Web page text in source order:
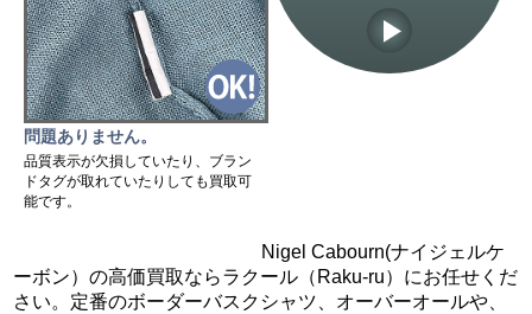
問題ありません。
品質表示が欠損していたり、ブラン
ドタグが取れていたりしても買取可
能です。
Nigel Cabourn(ナイジェルケ
ーボン）の高価買取ならラクール（Raku-ru）にお任せくだ
さい。定番のボーダーバスクシャツ、オーバーオールや、